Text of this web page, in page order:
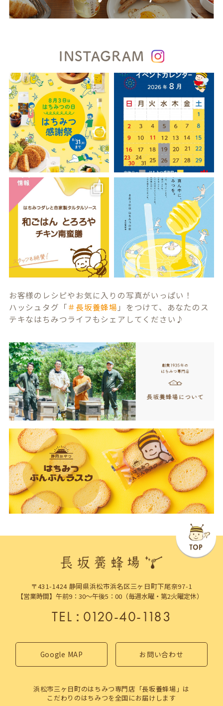
INSTAGRAM
お客様のレシピやお気に入りの写真がいっぱい！
ハッシュタグ「＃長坂養蜂場 」をつけて、あなたのス
テキなはちみつライフもシェアしてください♪
〒431-1424 静岡県浜松市浜名区三ヶ日町下尾奈97-1
【営業時間】午前9：30～午後5：00（毎週水曜・第2火曜定休）
TEL：0120-40-1183
Google MAP お問い合わせ
浜松市三ヶ日町のはちみつ専門店「長坂養蜂場」は
こだわりのはちみつを全国にお届けします